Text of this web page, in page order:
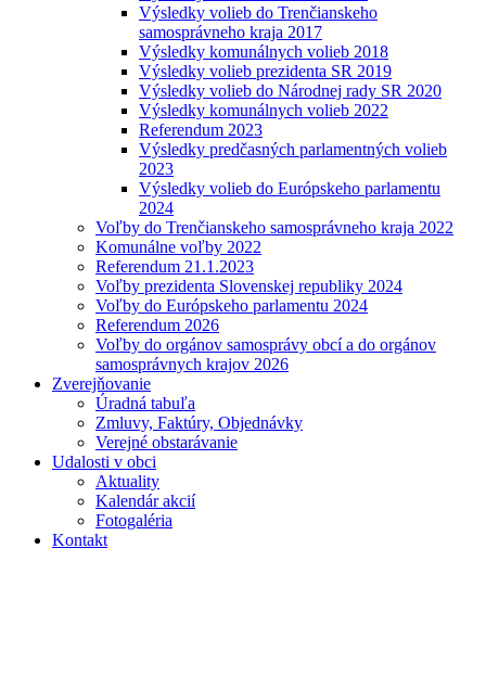
Výsledky volieb do Trenčianskeho
samosprávneho kraja 2017
Výsledky komunálnych volieb 2018
Výsledky volieb prezidenta SR 2019
Výsledky volieb do Národnej rady SR 2020
Výsledky komunálnych volieb 2022
Referendum 2023
Výsledky predčasných parlamentných volieb
2023
Výsledky volieb do Európskeho parlamentu
2024
Voľby do Trenčianskeho samosprávneho kraja 2022
Komunálne voľby 2022
Referendum 21.1.2023
Voľby prezidenta Slovenskej republiky 2024
Voľby do Európskeho parlamentu 2024
Referendum 2026
Voľby do orgánov samosprávy obcí a do orgánov
samosprávnych krajov 2026
Zverejňovanie
Úradná tabuľa
Zmluvy, Faktúry, Objednávky
Verejné obstarávanie
Udalosti v obci
Aktuality
Kalendár akcií
Fotogaléria
Kontakt